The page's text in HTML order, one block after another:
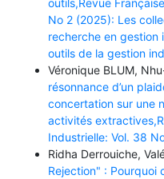
No 2 (2025): Les
recherche en gestion
outils de la gestion
Véronique BLUM,
résonnance d’un
concertation sur une
activités
Industrielle: Vol. 38
Ridha Derrouiche,
Rejection" : Pourquoi